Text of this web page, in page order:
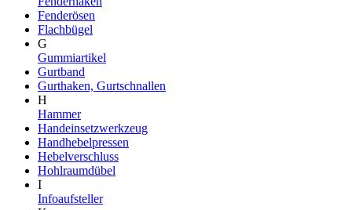
Fenderösen
Flachbügel
G
Gummiartikel
Gurtband
Gurthaken, Gurtschnallen
H
Hammer
Handeinsetzwerkzeug
Handhebelpressen
Hebelverschluss
Hohlraumdübel
I
Infoaufsteller